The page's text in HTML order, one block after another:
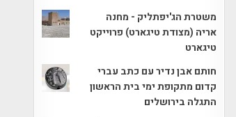
משטרת הג'יפתליק - מחנה
אריה (מצודת טיגארט) פרוייקט
טיגארט
חותם אבן נדיר עם כתב עברי
קדום מתקופת ימי בית הראשון
התגלה בירושלים